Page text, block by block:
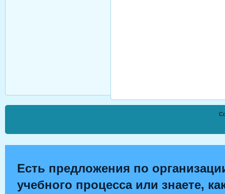
Есть предложения по
учебного процесса или знаете,